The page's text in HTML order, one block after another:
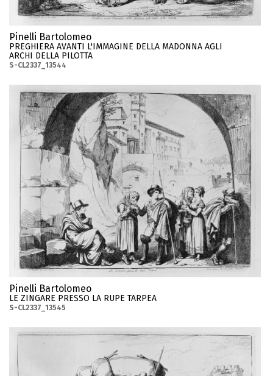
Pinelli Bartolomeo
PREGHIERA AVANTI L'IMMAGINE DELLA MADONNA AGLI
ARCHI DELLA PILOTTA
S-CL2337_13544
Pinelli Bartolomeo
LE ZINGARE PRESSO LA RUPE TARPEA
S-CL2337_13545